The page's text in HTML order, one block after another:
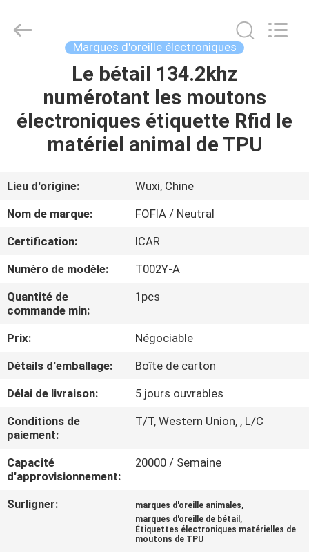
MAISON
PRODUITS
AU
DE
NOUS
VISITE
D'USINE
CONTRÔLE
DE
QUALITÉ
CONTACTEZ-
NOUS
Technology
Marques d'oreille électroniques
Le bétail 134.2khz
numérotant les moutons
électroniques étiquette Rfid le
matériel animal de TPU
Lieu d'origine:
Wuxi, Chine
Nom de marque:
FOFIA / Neutral
Certification:
ICAR
Numéro de modèle:
T002Y-A
Quantité de
commande min:
1pcs
Prix:
Négociable
Détails d'emballage:
Boîte de carton
Délai de livraison:
5 jours ouvrables
Conditions de
paiement:
T/T, Western Union, , L/C
Capacité
d'approvisionnement:
20000 / Semaine
Surligner: marques d'oreille animales,
marques d'oreille de bétail ,
Étiquettes électroniques matérielles de
moutons de TPU